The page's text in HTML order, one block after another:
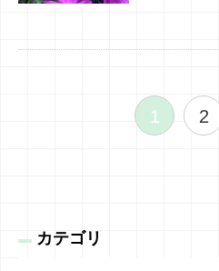
1 2
カテゴリ